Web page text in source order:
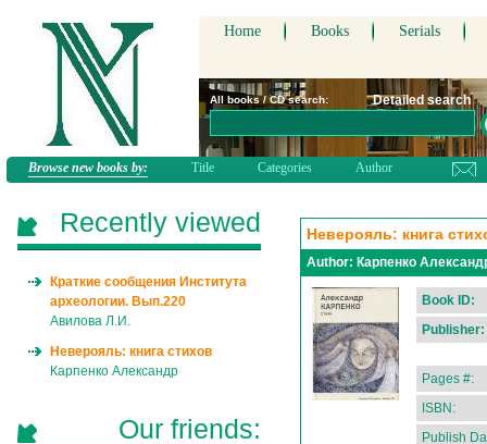
Home Books Serials
All books / CD search: Detailed search
Browse new books by: Title Categories Author
Неверояль: книга
Author: Карпенко
Book ID:
Publisher:
Pages #:
ISBN:
Publish
Recently viewed
Краткие сообщения Института
археологии. Вып.220
Авилова Л.И.
Неверояль: книга стихов
Карпенко Александр
Our friends: